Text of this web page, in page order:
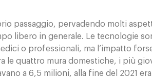
passaggio, pervadendo molti
libero in generale. Le tecnologie
o professionali, ma l’impatto
quattro mura domestiche, i più
a 6,5 milioni, alla fine del 2021